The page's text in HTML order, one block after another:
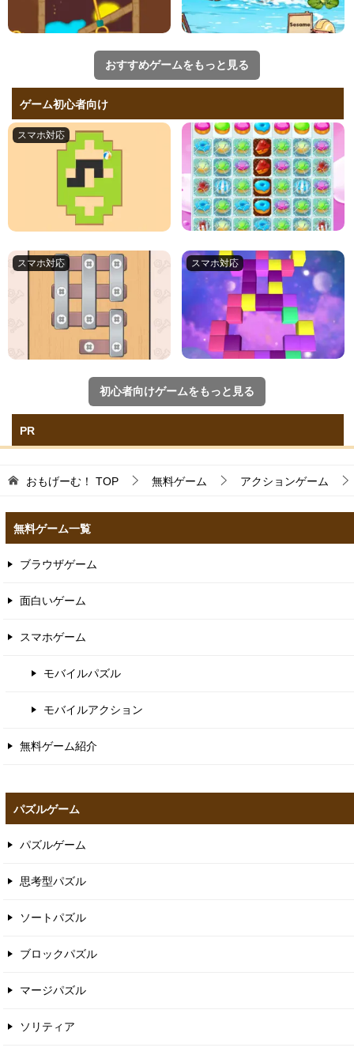
おすすめゲームをもっと見る
ゲーム初心者向け
初心者向けゲームをもっと見る
PR
おもげーむ！ TOP 無料ゲーム アクションゲーム
無料ゲーム一覧
ブラウザゲーム
面白いゲーム
スマホゲーム
モバイルパズル
モバイルアクション
無料ゲーム紹介
パズルゲーム
パズルゲーム
思考型パズル
ソートパズル
ブロックパズル
マージパズル
ソリティア